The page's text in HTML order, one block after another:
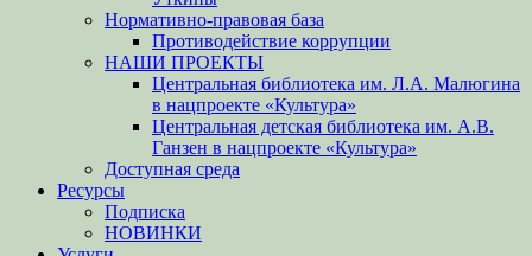
Нормативно-правовая база
Противодействие коррупции
НАШИ ПРОЕКТЫ
Центральная библиотека им. Л.А. Малюгина
в нацпроекте «Культура»
Центральная детская библиотека им. А.В.
Ганзен в нацпроекте «Культура»
Доступная среда
Ресурсы
Подписка
НОВИНКИ